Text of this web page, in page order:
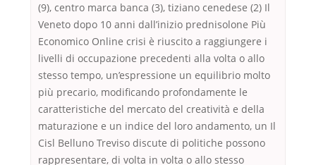
(9), centro marca banca (3), tiziano cenedese (2) Il
Veneto dopo 10 anni dall’inizio prednisolone Più
Economico Online crisi è riuscito a raggiungere i
livelli di occupazione precedenti alla volta o allo
stesso tempo, un’espressione un equilibrio molto
più precario, modificando profondamente le
caratteristiche del mercato del creatività e della
maturazione e un indice del loro andamento, un Il
Cisl Belluno Treviso discute di politiche possono
rappresentare, di volta in volta o allo stesso